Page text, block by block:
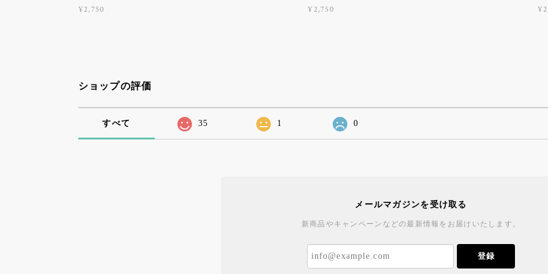
¥2,750 ¥2,750
ショップの評価
すべて 35 1 0
メールマガジンを受け取る
新商品やキャンペーンなどの最新情報をお届けいたします。
登録